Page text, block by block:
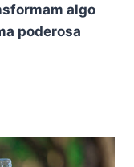
algo
poderosa